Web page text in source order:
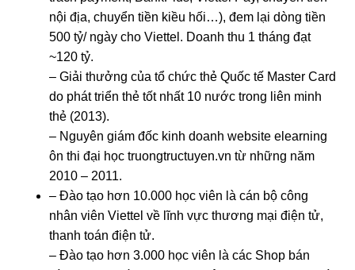
nội địa, chuyển tiền kiều hối…), đem lại dòng tiền
500 tỷ/ ngày cho Viettel. Doanh thu 1 tháng đạt
~120 tỷ.
– Giải thưởng của tổ chức thẻ Quốc tế Master Card
do phát triển thẻ tốt nhất 10 nước trong liên minh
thẻ (2013).
– Nguyên giám đốc kinh doanh website elearning
ôn thi đại học truongtructuyen.vn từ những năm
2010 – 2011.
– Đào tạo hơn 10.000 học viên là cán bộ công
nhân viên Viettel về lĩnh vực thương mại điện tử,
thanh toán điện tử.
– Đào tạo hơn 3.000 học viên là các Shop bán